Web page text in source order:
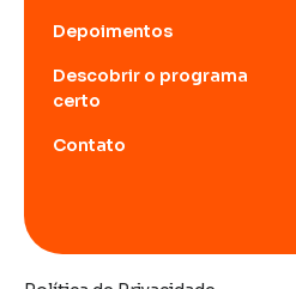
Depoimentos
Descobrir o programa
certo
Contato